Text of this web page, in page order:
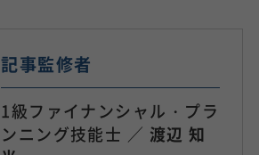
記事監修者
1級ファイナンシャル・プラ
ンニング技能士 ／ 渡辺 知